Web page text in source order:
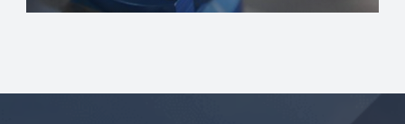
grens samen om innovatie...